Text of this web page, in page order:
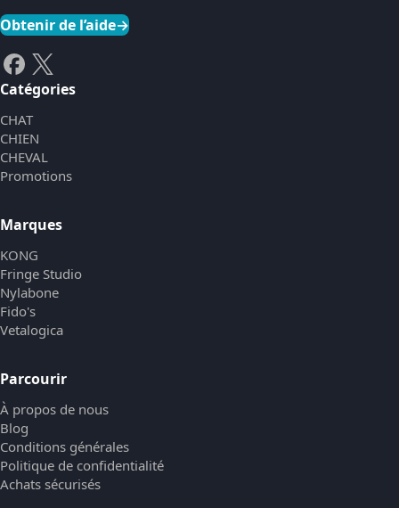
Obtenir de l’aide→
Catégories
CHAT
CHIEN
CHEVAL
Promotions
Marques
KONG
Fringe Studio
Nylabone
Fido's
Vetalogica
Parcourir
À propos de nous
Blog
Conditions générales
Politique de confidentialité
Achats sécurisés